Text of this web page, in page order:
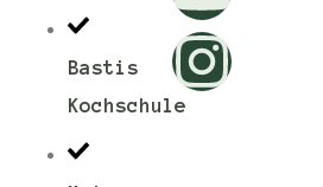
Bastis
Kochschule